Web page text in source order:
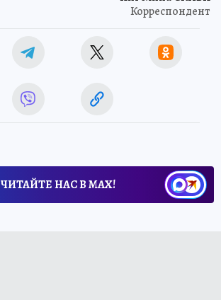
Корреспондент
ЧИТАЙТЕ НАС В МАХ!